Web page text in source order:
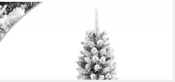
Weihnachtsbaum Schlank mit
(1 St)
bei dir